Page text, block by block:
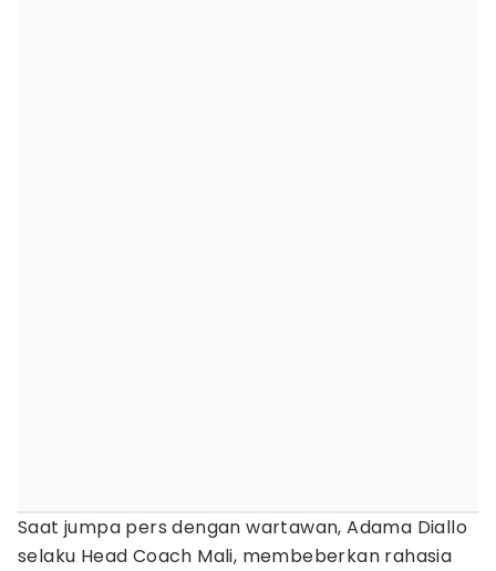
Saat jumpa pers dengan wartawan, Adama Diallo
selaku Head Coach Mali, membeberkan rahasia